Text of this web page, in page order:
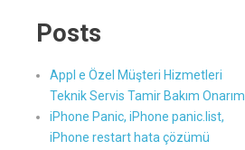
Posts
Appl e Özel Müşteri Hizmetleri
Teknik Servis Tamir Bakım Onarım
iPhone Panic, iPhone panic.list,
iPhone restart hata çözümü